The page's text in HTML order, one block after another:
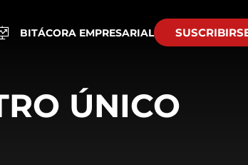
BITÁCORA EMPRESARIAL
ÚNICO